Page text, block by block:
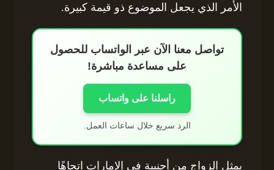
الأمر الذي يجعل الموضوع ذو قيمة كبيرة.
تواصل معنا الآن عبر الواتساب للحصول
على مساعدة مباشرة!
راسلنا على واتساب
الرد سريع خلال ساعات العمل.
يمثل الزواج من أجنبية في الإمارات اتجاهًا